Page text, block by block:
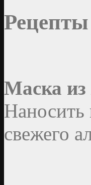
Маска из
Наносить
свежего